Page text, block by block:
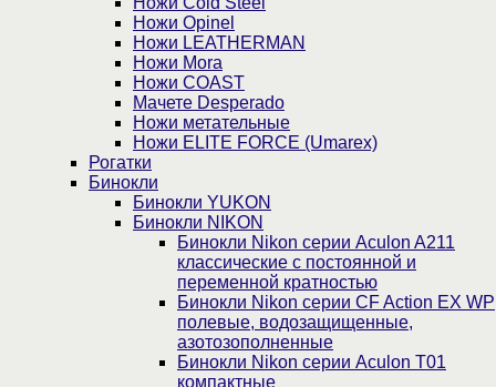
Ножи Opinel
Ножи LEATHERMAN
Ножи Mora
Ножи COAST
Мачете Desperado
Ножи метательные
Ножи ELITE FORCE (Umarex)
Рогатки
Бинокли
Бинокли YUKON
Бинокли NIKON
Бинокли Nikon серии Aculon A211
классические с постоянной и
переменной кратностью
Бинокли Nikon серии СF Action EX WP
полевые, водозащищенные,
азотозополненные
Бинокли Nikon серии Aculon T01
компактные